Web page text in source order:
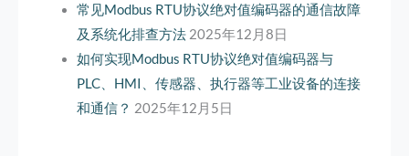
常见Modbus RTU协议绝对值编码器的通信故障
及系统化排查方法 2025年12月8日
如何实现Modbus RTU协议绝对值编码器与
PLC、HMI、传感器、执行器等工业设备的连接
和通信？ 2025年12月5日